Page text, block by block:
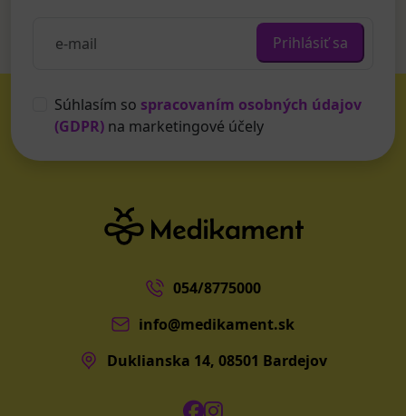
Prihlásiť sa
Súhlasím so spracovaním osobných údajov
(GDPR) na marketingové účely
054/8775000
info@medikament.sk
Duklianska 14, 08501 Bardejov